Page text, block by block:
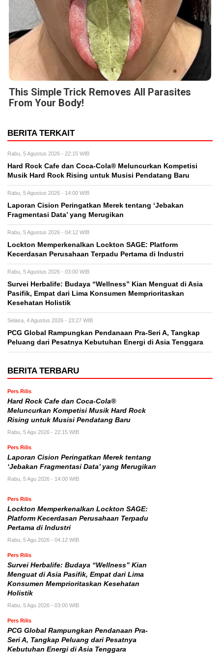
This Simple Trick Removes All Parasites
From Your Body!
BERITA TERKAIT
Rabu, 5 Agustus 2026 - 22:15 WIB
Hard Rock Cafe dan Coca-Cola® Meluncurkan Kompetisi
Musik Hard Rock Rising untuk Musisi Pendatang Baru
Rabu, 5 Agustus 2026 - 14:00 WIB
Laporan Cision Peringatkan Merek tentang ‘Jebakan
Fragmentasi Data’ yang Merugikan
Rabu, 5 Agustus 2026 - 04:12 WIB
Lockton Memperkenalkan Lockton SAGE: Platform
Kecerdasan Perusahaan Terpadu Pertama di Industri
Rabu, 5 Agustus 2026 - 03:00 WIB
Survei Herbalife: Budaya “Wellness” Kian Menguat di Asia
Pasifik, Empat dari Lima Konsumen Memprioritaskan
Kesehatan Holistik
Selasa, 4 Agustus 2026 - 23:27 WIB
PCG Global Rampungkan Pendanaan Pra-Seri A, Tangkap
Peluang dari Pesatnya Kebutuhan Energi di Asia Tenggara
BERITA TERBARU
Pers Rilis
Hard Rock Cafe dan Coca-Cola®
Meluncurkan Kompetisi Musik Hard Rock
Rising untuk Musisi Pendatang Baru
Rabu, 5 Agu 2026 - 22:15 WIB
Pers Rilis
Laporan Cision Peringatkan Merek tentang
‘Jebakan Fragmentasi Data’ yang Merugikan
Rabu, 5 Agu 2026 - 14:00 WIB
Pers Rilis
Lockton Memperkenalkan Lockton SAGE:
Platform Kecerdasan Perusahaan Terpadu
Pertama di Industri
Rabu, 5 Agu 2026 - 04:12 WIB
Pers Rilis
Survei Herbalife: Budaya “Wellness” Kian
Menguat di Asia Pasifik, Empat dari Lima
Konsumen Memprioritaskan Kesehatan
Holistik
Rabu, 5 Agu 2026 - 03:00 WIB
Pers Rilis
PCG Global Rampungkan Pendanaan Pra-
Seri A, Tangkap Peluang dari Pesatnya
Kebutuhan Energi di Asia Tenggara